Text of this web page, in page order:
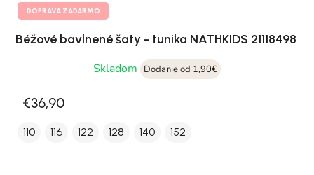
DOPRAVA ZADARMO
Béžové bavlnené šaty - tunika NATHKIDS 21118498
Skladom
Dodanie od 1,90€
€36,90
110 116 122 128 140 152